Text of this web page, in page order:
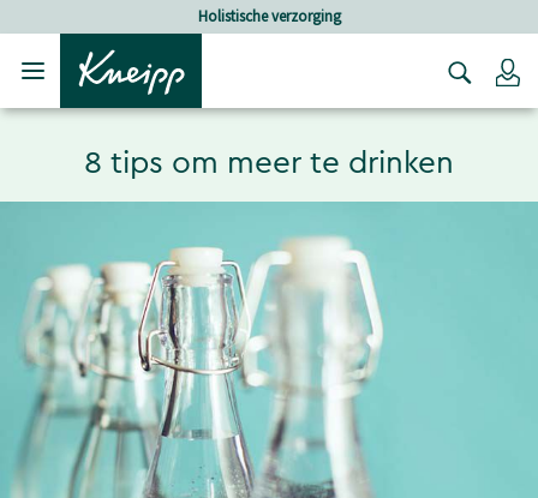
Verder gaan naar hoofdinhoud.
Verder gaan naar de footerHolistische verzorging
8 tips om meer te drinken